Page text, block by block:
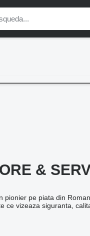
&
pionier pe piata din
ce vizeaza siguranta,